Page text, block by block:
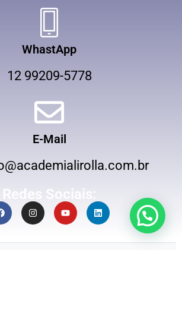
WhastApp
12 99209-5778
E-Mail
Redes Sociais: